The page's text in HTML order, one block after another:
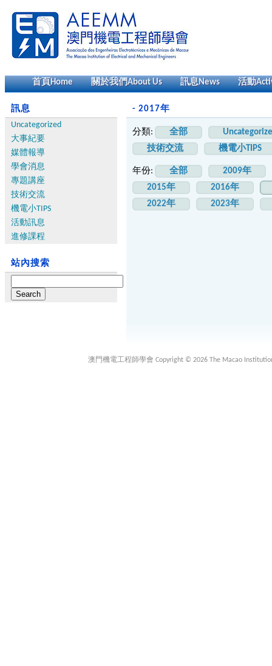
首頁Home 關於我們About Us 訊息News 活動
訊息
Uncategorized
大事紀要
媒體報導
學會消息
專題講座
技術交流
機電小TIPS
活動訊息
進修課程
站內搜索
for:
- 2017年
分類: 全部
技術交流
機電小TIPS
年份: 全部
2009年
2015年
2016年
2022年
2023年
澳門機電工程師學會 Copyright © 2026 The Macao